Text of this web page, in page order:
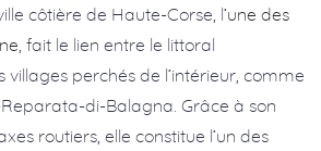
côtière de Haute-Corse, l’une des
, fait le lien entre le littoral
perchés de l’intérieur, comme
di-Balagna. Grâce à son
routiers, elle constitue l’un des